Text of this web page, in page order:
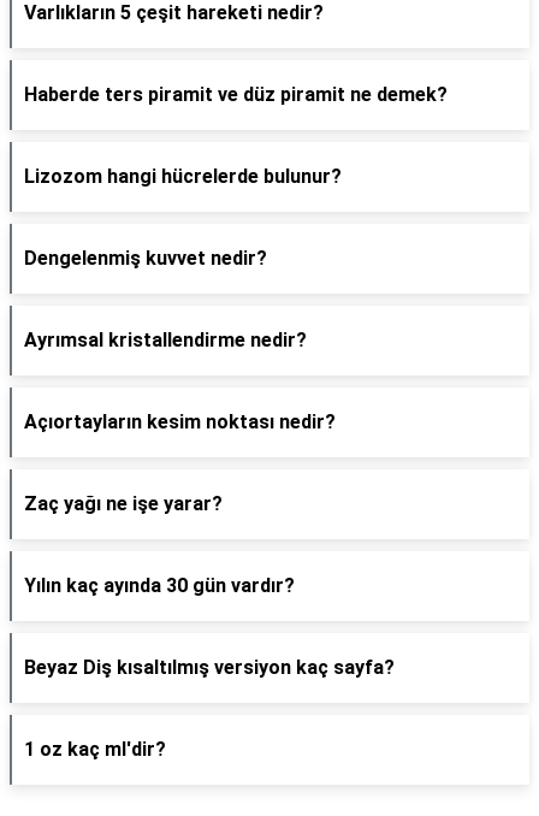
Varlıkların 5 çeşit hareketi nedir?
Haberde ters piramit ve düz piramit ne demek?
Lizozom hangi hücrelerde bulunur?
Dengelenmiş kuvvet nedir?
Ayrımsal kristallendirme nedir?
Açıortayların kesim noktası nedir?
Zaç yağı ne işe yarar?
Yılın kaç ayında 30 gün vardır?
Beyaz Diş kısaltılmış versiyon kaç sayfa?
1 oz kaç ml'dir?